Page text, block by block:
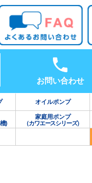
お問い合わせ
オイルポンプ
)
家庭用ポンプ
（カワエースシリーズ）